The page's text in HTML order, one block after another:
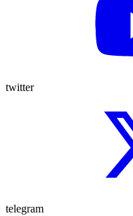
twitter
telegram